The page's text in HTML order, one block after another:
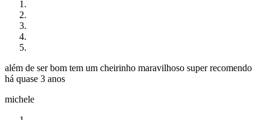
além de ser bom tem um cheirinho maravilhoso super recomendo
há quase 3 anos
michele